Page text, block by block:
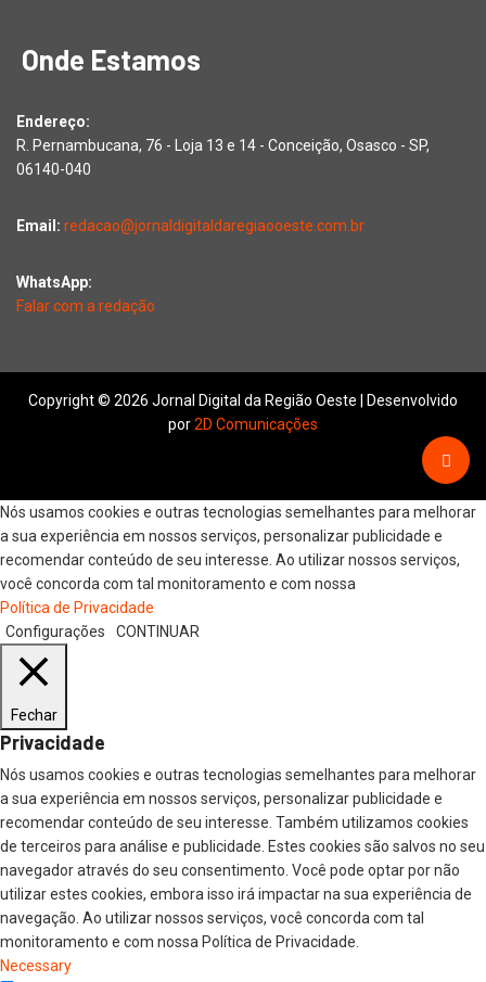
Onde Estamos
Endereço:
R. Pernambucana, 76 - Loja 13 e 14 - Conceição, Osasco - SP,
06140-040
Email: redacao@jornaldigitaldaregiaooeste.com.br
WhatsApp:
Falar com a redação
Copyright © 2026 Jornal Digital da Região Oeste | Desenvolvido
por2D Comunicações
Nós usamos cookies e outras tecnologias semelhantes para melhorar
a sua experiência em nossos serviços, personalizar publicidade e
recomendar conteúdo de seu interesse. Ao utilizar nossos serviços,
você concorda com tal monitoramento e com nossa
Política de Privacidade
Configurações
CONTINUAR
Fechar
Privacidade
Nós usamos cookies e outras tecnologias semelhantes para melhorar
a sua experiência em nossos serviços, personalizar publicidade e
recomendar conteúdo de seu interesse. Também utilizamos cookies
de terceiros para análise e publicidade. Estes cookies são salvos no seu
navegador através do seu consentimento. Você pode optar por não
utilizar estes cookies, embora isso irá impactar na sua experiência de
navegação. Ao utilizar nossos serviços, você concorda com tal
monitoramento e com nossa Política de Privacidade.
Necessary